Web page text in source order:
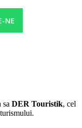
NE
sa DER Touristik, cel